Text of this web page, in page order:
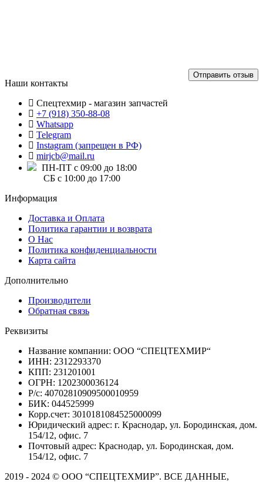
Отправить отзыв
Наши контакты
Спецтехмир - магазин запчастей
+7 (918) 350-88-08
Whatsapp
Telegram
Instagram (запрещен в РФ)
mirjcb@mail.ru
ПН-ПТ с 09:00 до 18:00
СБ с 10:00 до 17:00
Информация
Доставка и Оплата
Политика гарантии и возврата
О Нас
Политика конфиденциальности
Карта сайта
Дополнительно
Производители
Обратная связь
Реквизиты
Название компании: ООО “СПЕЦТЕХМИР“
ИНН: 2312293370
КПП: 231201001
ОГРН: 1202300036124
Р/с: 40702810909500010959
БИК: 044525999
Корр.счет: 3010181084525000099
Юридический адрес: г. Краснодар, ул. Бородинская, дом.
154/12, офис. 7
Почтовый адрес: Краснодар, ул. Бородинская, дом.
154/12, офис. 7
2019 - 2024 © ООО “СПЕЦТЕХМИР”. ВСЕ ДАННЫЕ,